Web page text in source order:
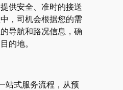
供安全、准时的接送
，司机会根据您的需
导航和路况信息，确
的地。
站式服务流程，从预